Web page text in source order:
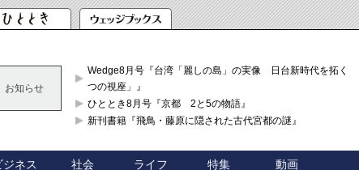
お知らせ
Wedge8月号『台湾「麗しの島」の実像 日台新時代を拓く「3
つの視座」』
ひととき8月号『京都 2と5の物語』
新刊書籍『飛鳥・藤原に隠された古代宮都の謎』
ジネス 社会 ライフ 特集 動画